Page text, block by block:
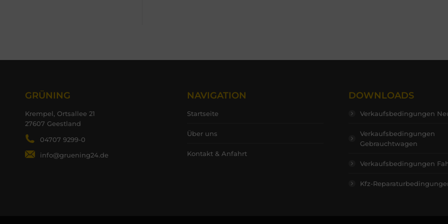
GRÜNING
Krempel, Ortsallee 21
27607 Geestland
04707 9299-0
info@gruening24.de
NAVIGATION
Startseite
Über uns
Kontakt & Anfahrt
DOWNLOADS
Verkaufsbedingungen
Verkaufsbedingungen
Gebrauchtwagen
Verkaufsbedingungen
Kfz-